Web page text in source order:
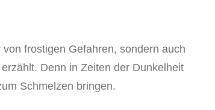
frostigen Gefahren, sondern auch
Denn in Zeiten der Dunkelheit
Schmelzen bringen.